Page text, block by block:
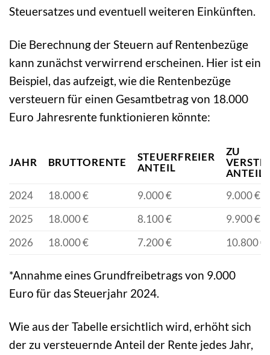
Steuersatzes und eventuell weiteren Einkünften.
Die Berechnung der Steuern auf Rentenbezüge
kann zunächst verwirrend erscheinen. Hier ist ein
Beispiel, das aufzeigt, wie die Rentenbezüge
versteuern für einen Gesamtbetrag von 18.000
Euro Jahresrente funktionieren könnte:
JAHR BRUTTORENTE
STEUERFREIER
ANTEIL
ZU
ANTEIL
2024
18.000 € 9.000 €
9.000 €
2025
18.000 € 8.100 €
9.900 €
2026
18.000 € 7.200 € 10.800 €
*Annahme eines Grundfreibetrags von 9.000
Euro für das Steuerjahr 2024.
Wie aus der Tabelle ersichtlich wird, erhöht sich
der zu versteuernde Anteil der Rente jedes Jahr,